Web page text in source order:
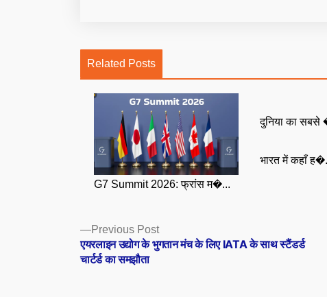
Related Posts
G7 Summit 2026: फ्रांस म�...
दुनिया का सबसे
भारत में कहाँ
Posts
navigation
Previous PostPrevious
post:
एयरलाइन उद्योग के भुगतान मंच के लिए IATA के साथ स्टैंडर्ड
चार्टर्ड का समझौता